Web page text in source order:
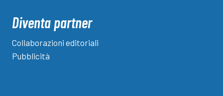
Diventa partner
Collaborazioni editoriali
Pubblicità